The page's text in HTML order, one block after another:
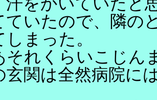
ていたので、隣の
しまった。
それくらいこじん
玄関は全然病院に